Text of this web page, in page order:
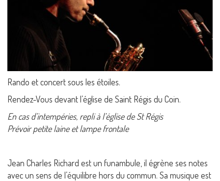
Rando et concert sous les étoiles.
Rendez-Vous devant l’église de Saint Régis du Coin.
En cas d’intempéries, repli à l’église de St Régis
Prévoir petite laine et lampe frontale
Jean Charles Richard est un funambule, il égrène ses notes
avec un sens de l’équilibre hors du commun. Sa musique est